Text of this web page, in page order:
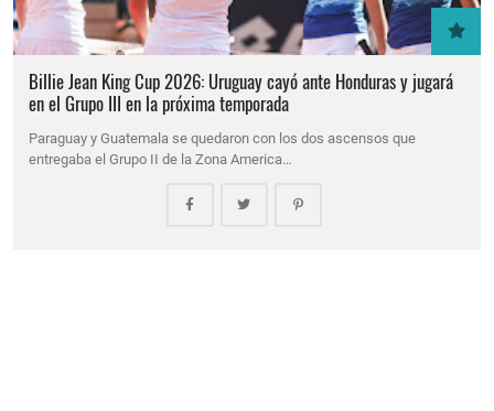
Billie Jean King Cup 2026: Uruguay cayó ante Honduras y jugará
en el Grupo III en la próxima temporada
Paraguay y Guatemala se quedaron con los dos ascensos que
entregaba el Grupo II de la Zona America…